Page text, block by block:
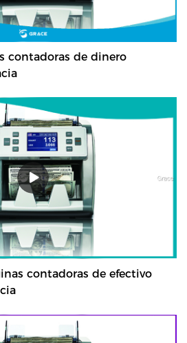
contadoras de dinero
contadoras de efectivo